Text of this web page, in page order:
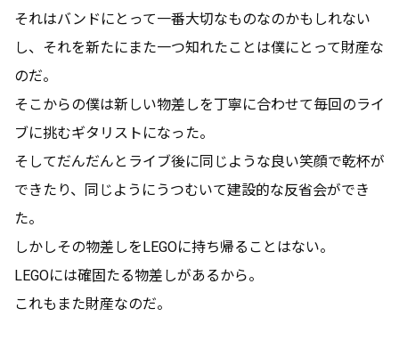
それはバンドにとって一番大切なものなのかもしれない
し、それを新たにまた一つ知れたことは僕にとって財産な
のだ。
そこからの僕は新しい物差しを丁寧に合わせて毎回のライ
ブに挑むギタリストになった。
そしてだんだんとライブ後に同じような良い笑顔で乾杯が
できたり、同じようにうつむいて建設的な反省会ができ
た。
しかしその物差しをLEGOに持ち帰ることはない。
LEGOには確固たる物差しがあるから。
これもまた財産なのだ。